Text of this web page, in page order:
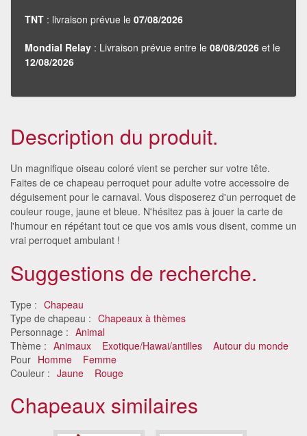
TNT : livraison prévue le 07/08/2026
Mondial Relay : Livraison prévue entre le 08/08/2026 et le
12/08/2026
Description du produit.
Un magnifique oiseau coloré vient se percher sur votre tête.
Faites de ce chapeau perroquet pour adulte votre accessoire de
déguisement pour le carnaval. Vous disposerez d'un perroquet de
couleur rouge, jaune et bleue. N'hésitez pas à jouer la carte de
l'humour en répétant tout ce que vos amis vous disent, comme un
vrai perroquet ambulant !
Suggestions de recherche.
Type : Chapeau
Type de chapeau : Chapeaux à thèmes
Personnage : Animal
Thème : Animaux Exotique/Hawai/antilles
Autour du monde
Pour Homme
Femme
Couleur : Jaune Rouge
Chapeaux similaires